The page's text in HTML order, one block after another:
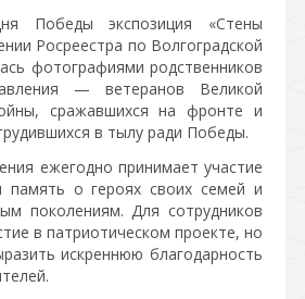
Победы экспозиция «Стены
Росреестра по Волгоградской
фотографиями родственников
— ветеранов Великой
сражавшихся на фронте и
в тылу ради Победы.
ежегодно принимает участие
память о героях своих семей и
поколениям. Для сотрудников
в патриотическом проекте, но
искреннюю благодарность